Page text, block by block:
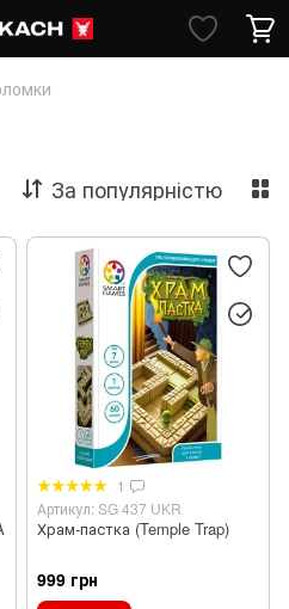
За популярністю
1
Артикул: SG 437 UKR
Храм-пастка (Temple Trap)
999 грн